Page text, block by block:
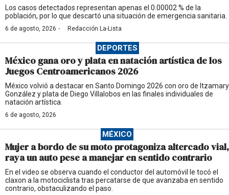
Los casos detectados representan apenas el 0.00002 % de la
población, por lo que descartó una situación de emergencia sanitaria.
6 de agosto, 2026 · Redacción La-Lista
DEPORTES
México gana oro y plata en natación artística de los
Juegos Centroamericanos 2026
México volvió a destacar en Santo Domingo 2026 con oro de Itzamary
González y plata de Diego Villalobos en las finales individuales de
natación artística.
6 de agosto, 2026
MÉXICO
Mujer a bordo de su moto protagoniza altercado vial,
raya un auto pese a manejar en sentido contrario
En el video se observa cuando el conductor del automóvil le tocó el
claxon a la motociclista tras percatarse de que avanzaba en sentido
contrario, obstaculizando el paso.